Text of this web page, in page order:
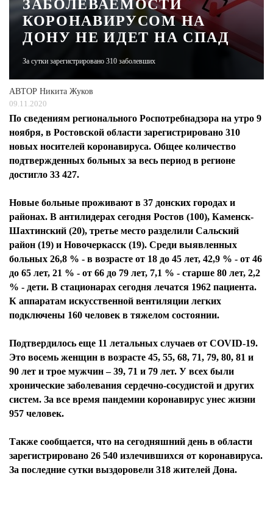
ЖУРНАЛ
ЗАБОЛЕВАЕМОСТИ
КОРОНАВИРУСОМ НА
ДОНУ НЕ ИДЕТ НА СПАД
За сутки зарегистрировано 310 заболевших
АВТОР Никита Жуков
09.11.2020
По сведениям регионального Роспотребнадзора на утро 9
ноября, в Ростовской области зарегистрировано 310
новых носителей коронавируса. Общее количество
подтвержденных больных за весь период в регионе
достигло 33 427.
Новые больные проживают в 37 донских городах и
районах. В антилидерах сегодня Ростов (100), Каменск-
Шахтинский (20), третье место разделили Сальский
район (19) и Новочеркасск (19). Среди выявленных
больных 26,8 % - в возрасте от 18 до 45 лет, 42,9 % - от 46
до 65 лет, 21 % - от 66 до 79 лет, 7,1 % - старше 80 лет, 2,2
% - дети. В стационарах сегодня лечатся 1962 пациента.
К аппаратам искусственной вентиляции легких
подключены 160 человек в тяжелом состоянии.
Подтвердилось еще 11 летальных случаев от COVID-19.
Это восемь женщин в возрасте 45, 55, 68, 71, 79, 80, 81 и
90 лет и трое мужчин – 39, 71 и 79 лет. У всех были
хронические заболевания сердечно-сосудистой и других
систем. За все время пандемии коронавирус унес жизни
957 человек.
Также сообщается, что на сегодняшний день в области
зарегистрировано 26 540 излечившихся от коронавируса.
За последние сутки выздоровели 318 жителей Дона.